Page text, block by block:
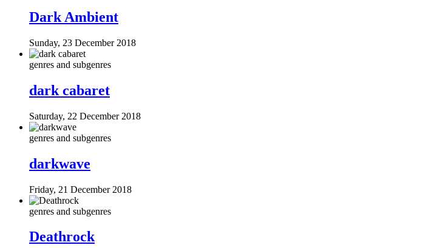
Dark Ambient
Sunday, 23 December 2018
genres and subgenres
dark cabaret
Saturday, 22 December 2018
genres and subgenres
darkwave
Friday, 21 December 2018
genres and subgenres
Deathrock